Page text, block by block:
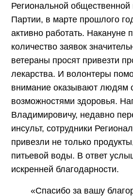
Региональной
Партии, в марте прошлого
активно работать. Накануне
количество заявок
ветераны просят привезти
лекарства. И волонтеры
внимание оказывают людям
возможностями здоровья.
Владимировичу, недавно
инсульт, сотрудники
привезли не только
питьевой воды. В ответ
искренней благодарности.
«Спасибо за вашу